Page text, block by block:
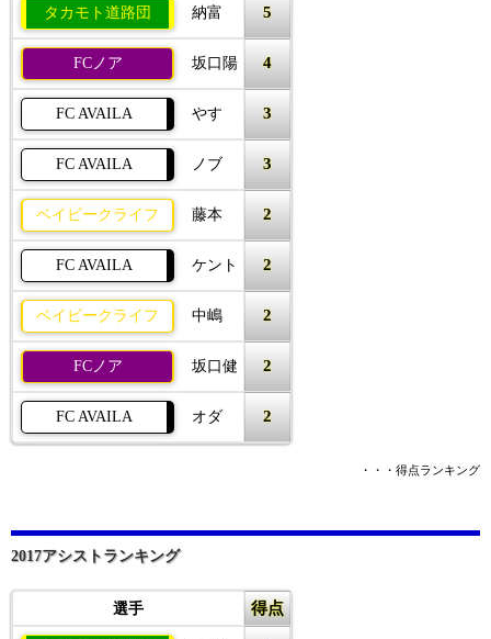
タカモト道路団 納富 5
FCノア 坂口陽 4
FC AVAILA やす 3
FC AVAILA ノブ 3
ベイビークライフ 藤本 2
FC AVAILA ケント 2
ベイビークライフ 中嶋 2
FCノア 坂口健 2
FC AVAILA オダ 2
・・・得点ランキング
2017アシストランキング
選手 得点